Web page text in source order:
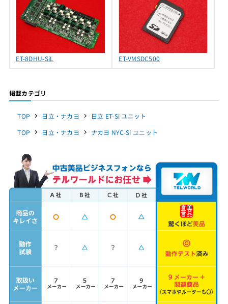
ET-8DHU-SiL ET-VMSDC500
掲載カテゴリ
TOP 日立・ナカヨ
日立 ET-Si ユニット
TOP
日立・ナカヨ ナカヨ NYC-Si ユニット